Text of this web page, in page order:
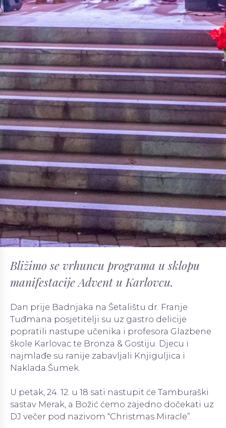
Bližimo se vrhuncu programa u sklopu
manifestacije Advent u Karlovcu.
Dan prije Badnjaka na Šetalištu dr. Franje
Tuđmana posjetitelji su uz gastro delicije
popratili nastupe učenika i profesora Glazbene
škole Karlovac te Bronza & Gostiju. Djecu i
najmlađe su ranije zabavljali Knjiguljica i
Naklada Šumek.
U petak, 24. 12. u 18 sati nastupit će Tamburaški
sastav Merak, a Božić ćemo zajedno dočekati uz
DJ večer pod nazivom “Christmas Miracle”.